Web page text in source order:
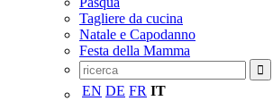
Tagliere da cucina
Natale e Capodanno
Festa della Mamma
EN DE FR IT